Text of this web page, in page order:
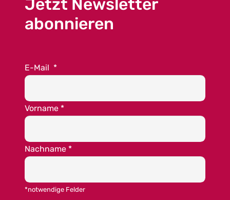
Jetzt Newsletter
abonnieren
E-Mail *
Vorname *
Nachname *
*notwendige Felder